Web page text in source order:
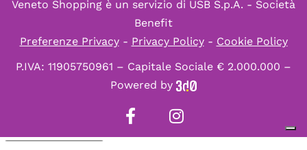
Veneto Shopping è un servizio di USB S.p.A. - Società
Benefit
Preferenze Privacy- Privacy Policy- Cookie Policy
P.IVA: 11905750961 – Capitale Sociale € 2.000.000 –
Powered by